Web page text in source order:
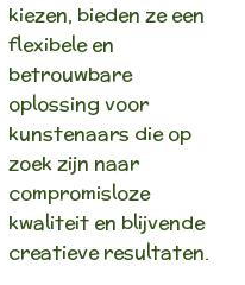
kiezen, bieden ze een
flexibele en
betrouwbare
oplossing voor
kunstenaars die op
zoek zijn naar
compromisloze
kwaliteit en blijvende
creatieve resultaten.